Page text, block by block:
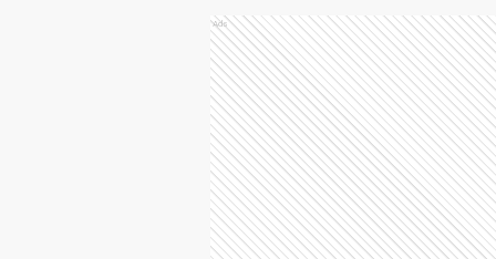
Ads